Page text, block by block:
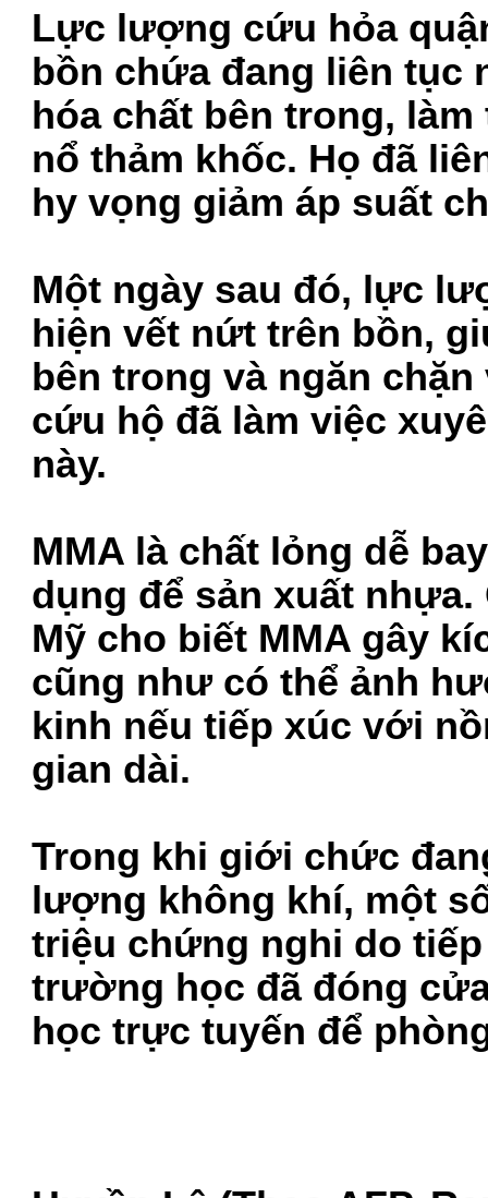
Lực lượng cứu hỏa
bồn chứa đang liên tục
hóa chất bên trong,
nổ thảm khốc. Họ đã
hy vọng giảm áp suất
Một ngày sau đó, lực
hiện vết nứt trên bồn,
bên trong và ngăn
cứu hộ đã làm việc
này.
MMA là chất lỏng dễ
dụng để sản xuất
Mỹ cho biết MMA gây
cũng như có thể ảnh
kinh nếu tiếp xúc với
gian dài.
Trong khi giới chức
lượng không khí, một
triệu chứng nghi do
trường học đã đóng
học trực tuyến để